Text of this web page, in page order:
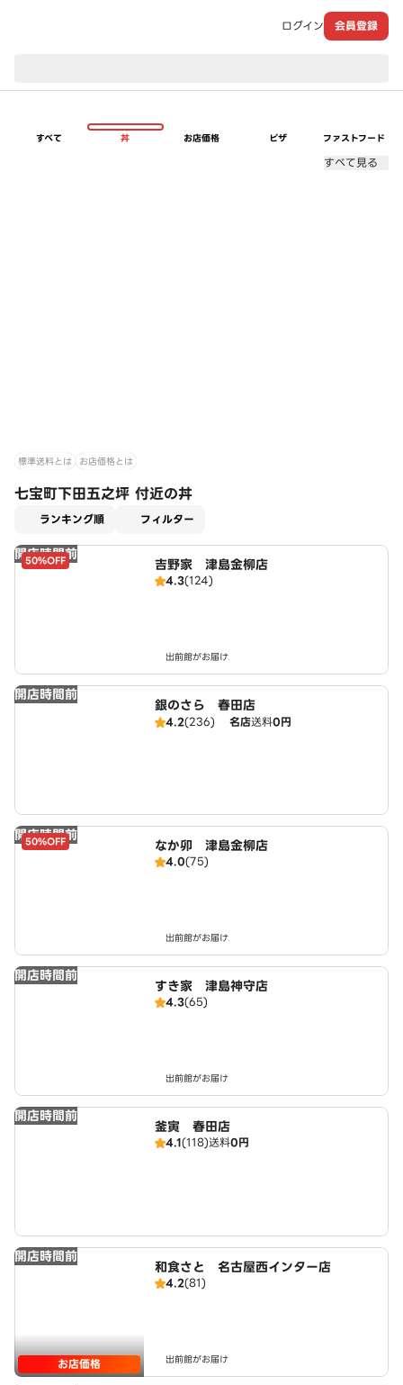
ログイン 会員登録
すべて 丼 お店価格 ピザ ファストフード
すべて見る
標準送料とは お店価格とは
七宝町下田五之坪 付近の丼
ランキング順 フィルター
開店時間前
50%OFF 吉野家 津島金柳店
4.3(124)
出前館がお届け
開店時間前
銀のさら 春田店
4.2(236) 名店送料0円
開店時間前
50%OFF なか卯 津島金柳店
4.0(75)
出前館がお届け
開店時間前
すき家 津島神守店
4.3(65)
出前館がお届け
開店時間前
釜寅 春田店
4.1(118)送料0円
開店時間前
お店価格
和食さと 名古屋西インター店
4.2(81)
出前館がお届け